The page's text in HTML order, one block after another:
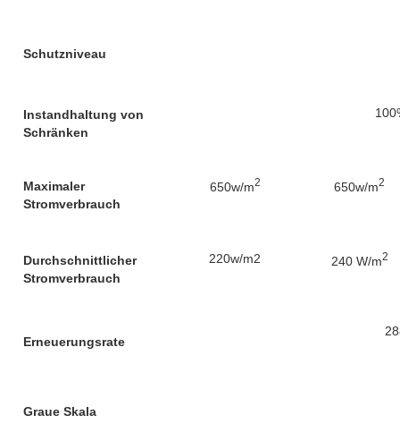
Schutzniveau
Instandhaltung von
Schränken
Maximaler
Stromverbrauch
650w/m2 650w/m2
Durchschnittlicher
Stromverbrauch
220w/m2 240 W/m2
Erneuerungsrate
Graue Skala